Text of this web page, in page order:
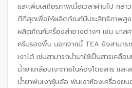
และเพิ่มเสถียรภาพเมื่อเวลาผ่านไป กล่
ดีที่สุดเพื่อให้ผลิตภัณฑ์มีประสิทธิภาพสู
ผลิตภัณฑ์เครื่องสำอางต่างๆ เช่น มาส
ครีมรองพื้น นอกจากนี้ TEA ยังสามารถ
เงาได้ เช่นสามารถนำมาใช้เป็นสารเคลือ
น้ำยาเคลือบเงาภายในห้องโดยสาร และ
น้ำยาพ่นเงาซุ้มล้อ พ่นเงาห้องเครื่องย